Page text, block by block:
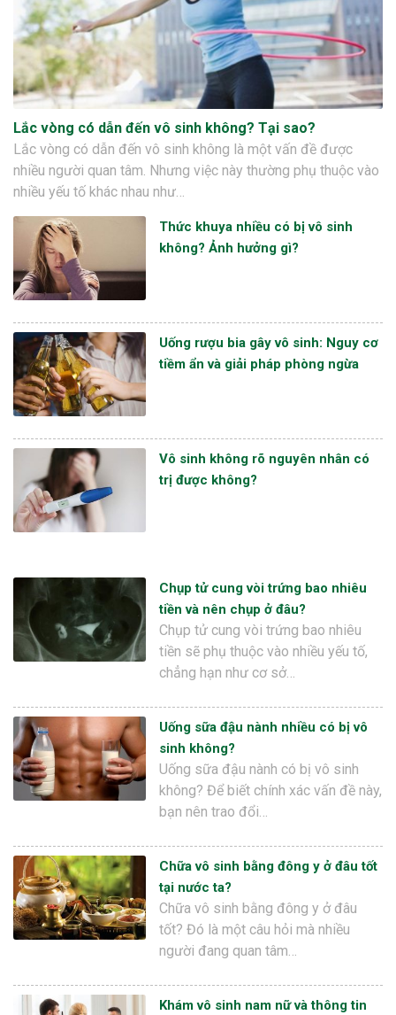
Lắc vòng có dẫn đến vô sinh không? Tại sao?
Lắc vòng có dẫn đến vô sinh không là một vấn đề được
nhiều người quan tâm. Nhưng việc này thường phụ thuộc vào
nhiều yếu tố khác nhau như…
Thức khuya nhiều có bị vô sinh
không? Ảnh hưởng gì?
Uống rượu bia gây vô sinh: Nguy cơ
tiềm ẩn và giải pháp phòng ngừa
Vô sinh không rõ nguyên nhân có
trị được không?
Chụp tử cung vòi trứng bao nhiêu
tiền và nên chụp ở đâu?
Chụp tử cung vòi trứng bao nhiêu
tiền sẽ phụ thuộc vào nhiều yếu tố,
chẳng hạn như cơ sở…
Uống sữa đậu nành nhiều có bị vô
sinh không?
Uống sữa đậu nành có bị vô sinh
không? Để biết chính xác vấn đề này,
bạn nên trao đổi…
Chữa vô sinh bằng đông y ở đâu tốt
tại nước ta?
Chữa vô sinh bằng đông y ở đâu
tốt? Đó là một câu hỏi mà nhiều
người đang quan tâm…
Khám vô sinh nam nữ và thông tin